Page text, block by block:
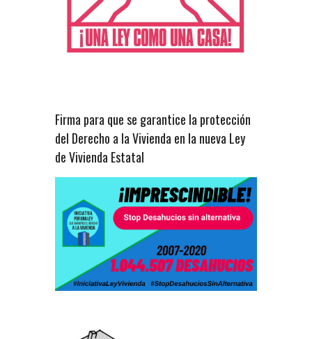
Firma para que se garantice la protección
del Derecho a la Vivienda en la nueva Ley
de Vivienda Estatal